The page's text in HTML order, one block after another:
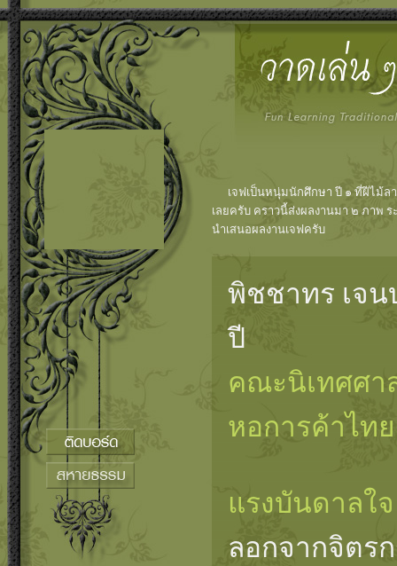
เจฟเป็นหนุ่มนักศึกษา ปี ๑ ที่ฝีไม้ลา
เลยครับ คราวนี้ส่งผลงานมา ๒ ภาพ ร
นำเสนอผลงานเจฟครับ
พิชชาทร เจน
ปี
คณะนิเทศศา
หอการค้าไท
แรงบันดาลใจ
ลอกจากจิตร